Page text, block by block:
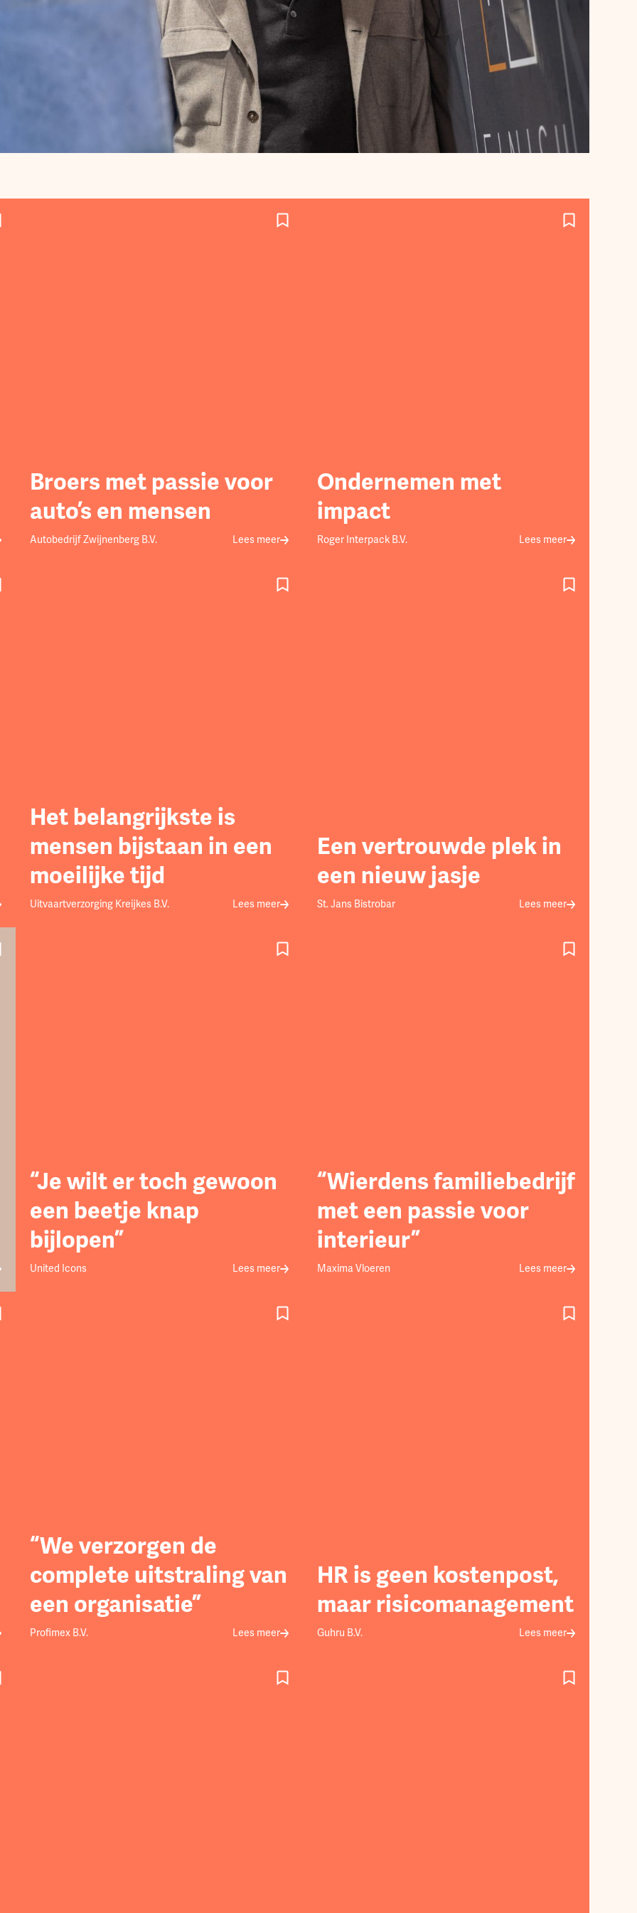
Broers met passie voor
auto’s en mensen
Autobedrijf Zwijnenberg B.V. Lees meer
Ondernemen met
impact
Roger Interpack B.V. Lees meer
Het belangrijkste is
mensen bijstaan in een
moeilijke tijd
Uitvaartverzorging Kreijkes B.V. Lees meer
Een vertrouwde plek in
een nieuw jasje
St. Jans Bistrobar Lees meer
“Je wilt er toch gewoon
een beetje knap
bijlopen”
United Icons Lees meer
“Wierdens familiebedrijf
met een passie voor
interieur”
Maxima Vloeren Lees meer
“We verzorgen de
complete uitstraling van
een organisatie”
Profimex B.V. Lees meer
HR is geen kostenpost,
maar risicomanagement
Guhru B.V. Lees meer